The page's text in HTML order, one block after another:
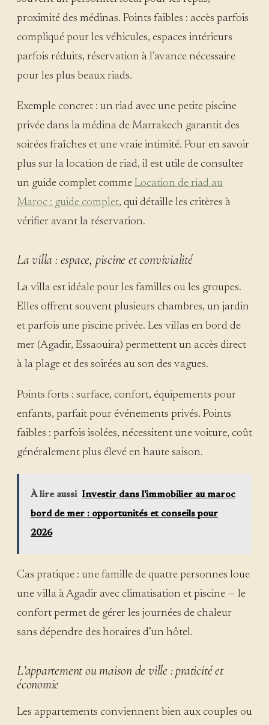
proximité des médinas. Points faibles : accès parfois
compliqué pour les véhicules, espaces intérieurs
parfois réduits, réservation à l’avance nécessaire
pour les plus beaux riads.
Exemple concret : un riad avec une petite piscine
privée dans la médina de Marrakech garantit des
soirées fraîches et une vraie intimité. Pour en savoir
plus sur la location de riad, il est utile de consulter
un guide complet comme Location de riad au
Maroc : guide complet, qui détaille les critères à
vérifier avant la réservation.
La villa : espace, piscine et convivialité
La villa est idéale pour les familles ou les groupes.
Elles offrent souvent plusieurs chambres, un jardin
et parfois une piscine privée. Les villas en bord de
mer (Agadir, Essaouira) permettent un accès direct
à la plage et des soirées au son des vagues.
Points forts : surface, confort, équipements pour
enfants, parfait pour événements privés. Points
faibles : parfois isolées, nécessitent une voiture, coût
généralement plus élevé en haute saison.
À lire aussi Investir dans l'immobilier au maroc
bord de mer : opportunités et conseils pour
2026
Cas pratique : une famille de quatre personnes loue
une villa à Agadir avec climatisation et piscine — le
confort permet de gérer les journées de chaleur
sans dépendre des horaires d’un hôtel.
L’appartement ou maison de ville : praticité et
économie
Les appartements conviennent bien aux couples ou